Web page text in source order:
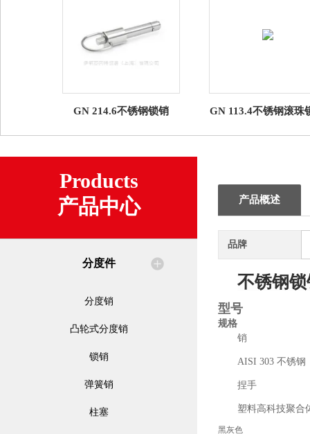
GN 214.6不锈钢锁销 GN 113.4不锈钢滚珠
Products
产品中心
分度件
分度销
凸轮式分度销
锁销
弹簧销
柱塞
产品概述
品牌
不锈钢
型号
规格
销
AISI 303 不锈钢
捏手
塑料高科技聚合
黑灰色